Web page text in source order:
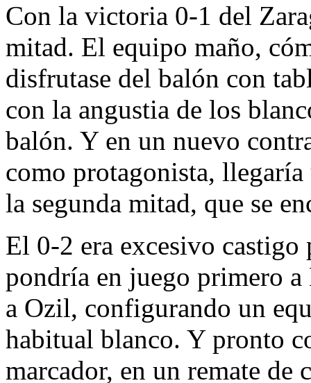
Con la victoria 0-1 del
mitad. El equipo maño,
disfrutase del balón con
con la angustia de los
balón. Y en un nuevo
como protagonista,
la segunda mitad, que se
El 0-2 era excesivo
pondría en juego primero
a Ozil, configurando un
habitual blanco. Y pronto
marcador, en un remate de